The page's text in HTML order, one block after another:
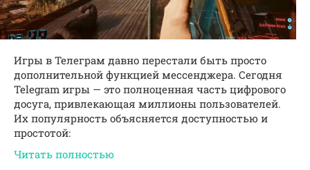
Игры в Телеграм давно перестали быть просто
дополнительной функцией мессенджера. Сегодня
Telegram игры — это полноценная часть цифрового
досуга, привлекающая миллионы пользователей.
Их популярность объясняется доступностью и
простотой:
Читать полностью